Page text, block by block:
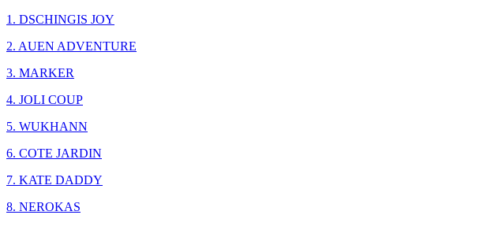
1. DSCHINGIS JOY
2. AUEN ADVENTURE
3. MARKER
4. JOLI COUP
5. WUKHANN
6. COTE JARDIN
7. KATE DADDY
8. NEROKAS